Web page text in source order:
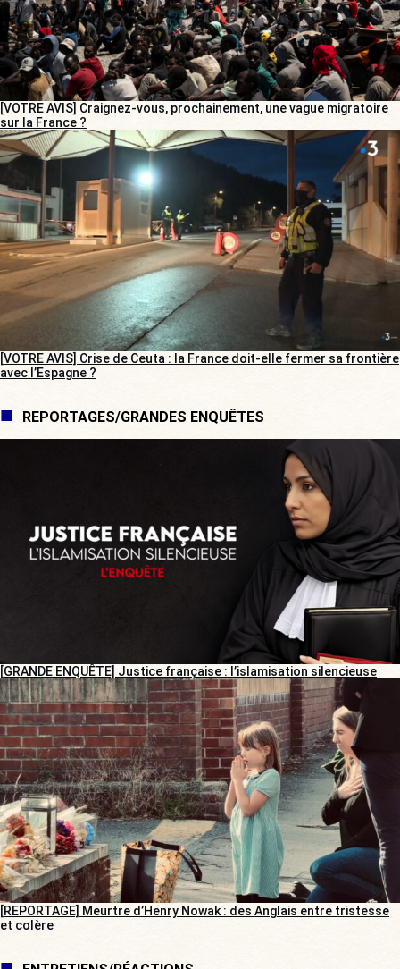
[VOTRE AVIS] Craignez-vous, prochainement, une vague migratoire
sur la France ?
[VOTRE AVIS] Crise de Ceuta : la France doit-elle fermer sa frontière
avec l’Espagne ?
REPORTAGES/GRANDES ENQUÊTES
[GRANDE ENQUÊTE] Justice française : l’islamisation silencieuse
[REPORTAGE] Meurtre d’Henry Nowak : des Anglais entre tristesse
et colère